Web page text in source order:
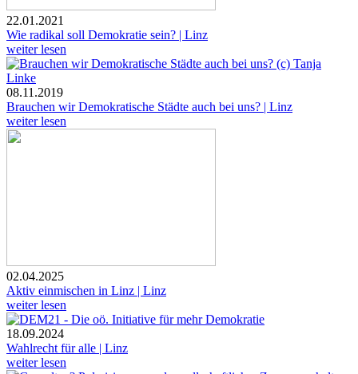
22.01.2021
Wie radikal soll Demokratie sein? | Linz
weiter lesen
08.11.2019
Brauchen wir Demokratische Städte auch bei uns? | Linz
weiter lesen
02.04.2025
Aktiv einmischen in Linz | Linz
weiter lesen
18.09.2024
Wahlrecht für alle | Linz
weiter lesen